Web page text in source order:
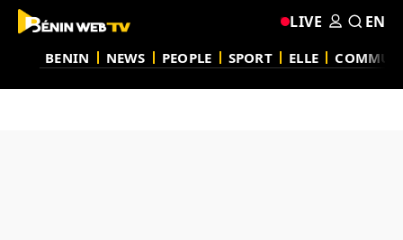
BENIN NEWS PEOPLE SPORT ELLE
LIVE EN